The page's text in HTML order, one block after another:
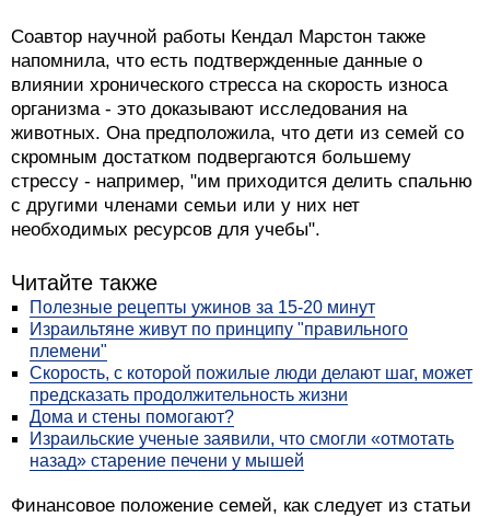
Соавтор научной работы Кендал Марстон также
напомнила, что есть подтвержденные данные о
влиянии хронического стресса на скорость износа
организма - это доказывают исследования на
животных. Она предположила, что дети из семей со
скромным достатком подвергаются большему
стрессу - например, "им приходится делить спальню
с другими членами семьи или у них нет
необходимых ресурсов для учебы".
Читайте также
Полезные рецепты ужинов за 15-20 минут
Израильтяне живут по принципу "правильного
племени"
Скорость, с которой пожилые люди делают шаг, может
предсказать продолжительность жизни
Дома и стены помогают?
Израильские ученые заявили, что смогли «отмотать
назад» старение печени у мышей
Финансовое положение семей, как следует из статьи